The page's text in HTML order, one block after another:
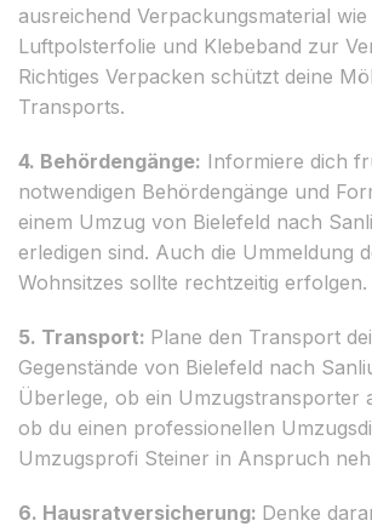
ausreichend Verpackungsmaterial
Luftpolsterfolie und Klebeband zur
Richtiges Verpacken schützt deine
Transports.
4. Behördengänge: Informiere dich
notwendigen Behördengänge und
einem Umzug von Bielefeld nach
erledigen sind. Auch die Ummeldung
Wohnsitzes sollte rechtzeitig erfolgen.
5. Transport: Plane den Transport
Gegenstände von Bielefeld nach
Überlege, ob ein Umzugstransporter
ob du einen professionellen
Umzugsprofi Steiner in Anspruch
6. Hausratversicherung: Denke